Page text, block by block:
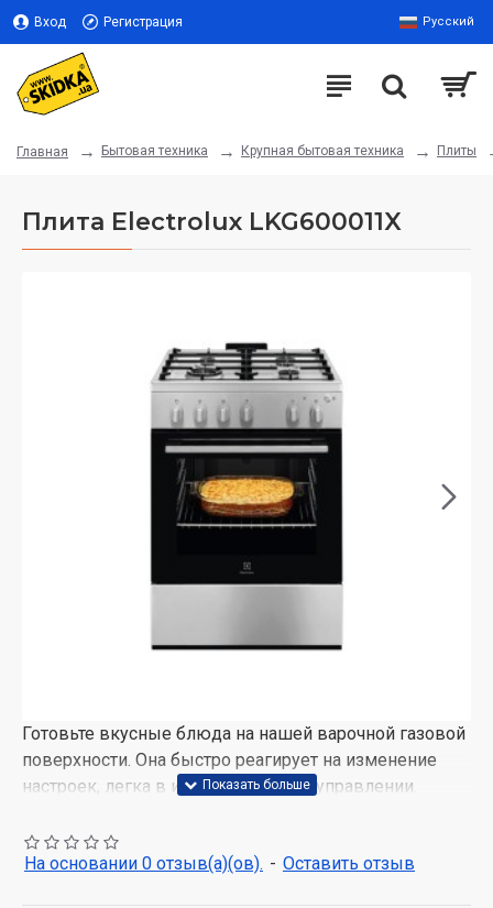
Вход Регистрация Русский
Главная Бытовая техника Крупная бытовая техника Плиты
Плита Electrolux LKG600011X
Готовьте вкусные блюда на нашей варочной газовой
поверхности. Она быстро реагирует на изменение
настроек, легка в использовании и управлении.
обжаривать стейки. Готовьте с уверенностью и
удовольствием на газовой варочной поверхности.
На основании 0 отзыв(а)(ов). - Оставить отзыв